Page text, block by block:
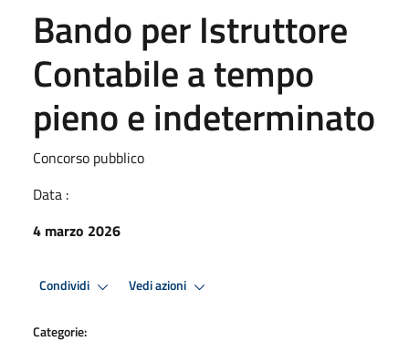
Bando per Istruttore
Contabile a tempo
pieno e indeterminato
Concorso pubblico
Data :
4 marzo 2026
Condividi Vedi azioni
Categorie: